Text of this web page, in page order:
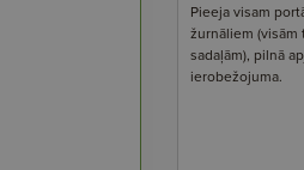
Pieeja visam
žurnāliem (visām
sadaļām), pilnā
ierobežojuma.